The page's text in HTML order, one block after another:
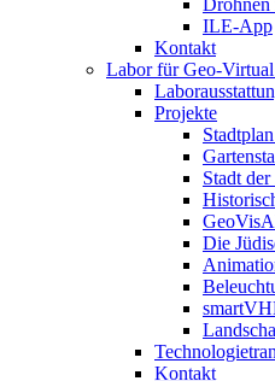
Drohnen
ILE-App
Kontakt
Labor für Geo-
Projekte
Stadt
Die
Kontakt